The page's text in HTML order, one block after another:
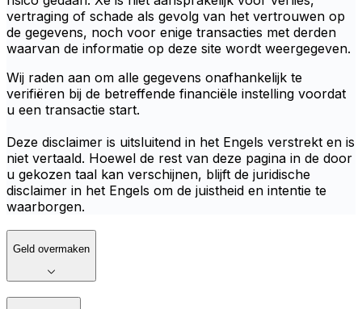
vertraging of schade als gevolg van het vertrouwen op
de gegevens, noch voor enige transacties met derden
waarvan de informatie op deze site wordt weergegeven.
Wij raden aan om alle gegevens onafhankelijk te
verifiëren bij de betreffende financiële instelling voordat
u een transactie start.
Deze disclaimer is uitsluitend in het Engels verstrekt en is
niet vertaald. Hoewel de rest van deze pagina in de door
u gekozen taal kan verschijnen, blijft de juridische
disclaimer in het Engels om de juistheid en intentie te
waarborgen.
Geld overmaken